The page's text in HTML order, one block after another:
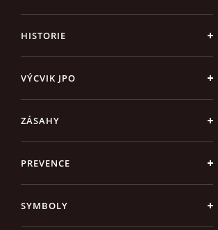
HISTORIE
VÝCVIK JPO
ZÁSAHY
PREVENCE
SYMBOLY